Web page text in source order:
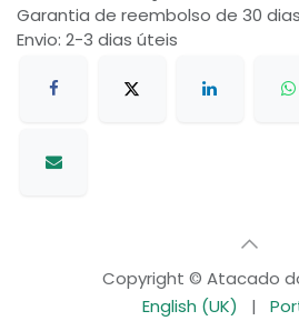
Garantia de reembolso de 30 dias
Envio: 2-3 dias úteis
Copyright © Atacado
English (UK)
|